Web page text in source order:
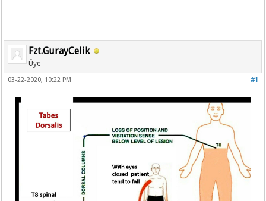
Fzt.GurayCelik
Üye
#1
03-22-2020, 10:22 PM